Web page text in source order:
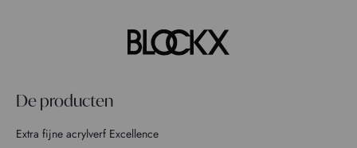
De producten
Extra fijne acrylverf Excellence